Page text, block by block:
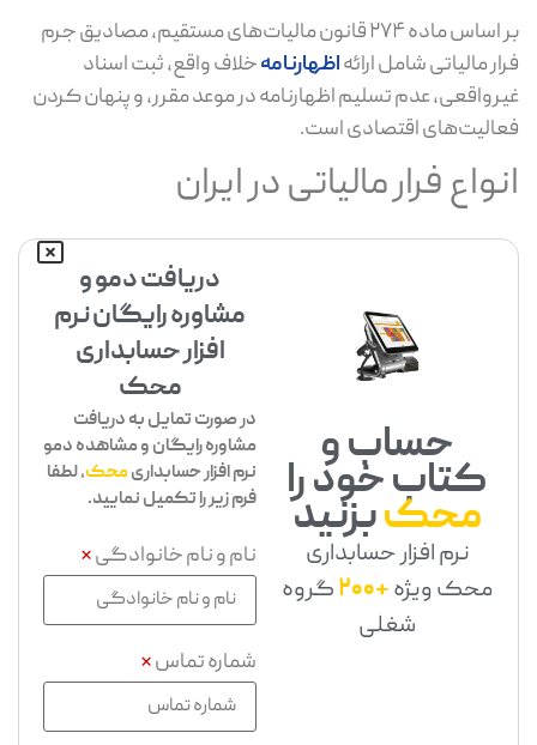
بر اساس ماده ۲۷۴ قانون مالیات‌های مستقیم، مصادیق جرم
فرار مالیاتی شامل ارائهاظهارنامهخلاف واقع، ثبت اسناد
غیرواقعی، عدم تسلیم اظهارنامه در موعد مقرر، و پنهان کردن
فعالیت‌های اقتصادی است.
انواع فرار مالیاتی در ایران
حساب و
کتاب خود را
محکبزنید
نرم افزار حسابداری
محک ویژه+200
گروه
شغلی
دریافت دمو و
مشاوره رایگان نرم
افزار حسابداری
محک
در صورت تمایل به دریافت
مشاوره رایگان و مشاهده دمو
نرم افزار حسابداریمحک، لطفا
فرم زیر را تکمیل نمایید.
نام و نام خانوادگی*
شماره تماس*